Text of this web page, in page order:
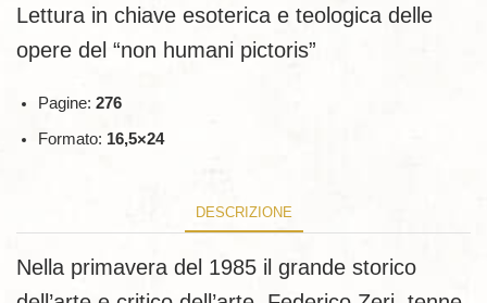
Lettura in chiave esoterica e teologica delle
opere del “non humani pictoris”
Pagine: 276
Formato: 16,5×24
DESCRIZIONE
Nella primavera del 1985 il grande storico